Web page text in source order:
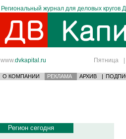
Региональный журнал для деловых кругов
www.dvkapital.ru Пятница |
О КОМПАНИИ РЕКЛАМА АРХИВ |
Регион сегодня